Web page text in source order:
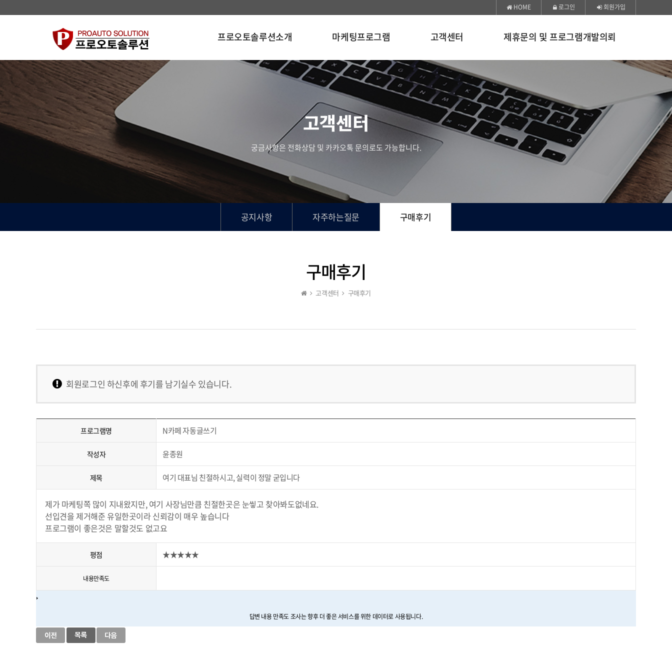
HOME 로그인 회원가입
프로오토솔루션소개 마케팅프로그램 고객센터 제휴문의 및 프로그램개발의뢰
고객센터
궁금사항은 전화상담 및 카카오톡 문의로도 가능합니다.
공지사항 자주하는질문 구매후기
구매후기
고객센터 구매후기
회원로그인 하신후에 후기를 남기실수 있습니다.
프로그램명 N카페 자동글쓰기
작성자 윤종원
제목 여기 대표님 친절하시고, 실력이 정말 굳입니다
제가 마케팅쪽 많이 지내왔지만, 여기 사장님만큼 친절한곳은 눈앃고 찾아봐도없네요.
선입견을 제거해준 유일한곳이라 신뢰감이 매우 높습니다
프로그램이 좋은것은 말할것도 없고요
평점 ★★★★★
내용만족도
답변 내용 만족도 조사는 향후 더 좋은 서비스를 위한 데이터로 사용됩니다.